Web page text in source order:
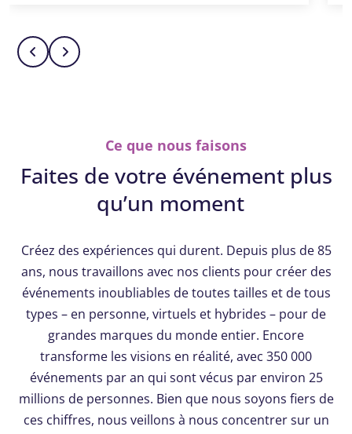
Ce que nous faisons
Faites de votre événement plus
qu’un moment
Créez des expériences qui durent. Depuis plus de 85
ans, nous travaillons avec nos clients pour créer des
événements inoubliables de toutes tailles et de tous
types – en personne, virtuels et hybrides – pour de
grandes marques du monde entier. Encore
transforme les visions en réalité, avec 350 000
événements par an qui sont vécus par environ 25
millions de personnes. Bien que nous soyons fiers de
ces chiffres, nous veillons à nous concentrer sur un